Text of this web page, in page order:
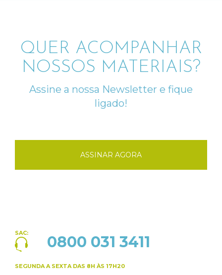
QUER ACOMPANHAR
NOSSOS MATERIAIS?
Assine a nossa Newsletter e fique
ligado!
ASSINAR AGORA
SAC: 0800 031 3411
SEGUNDA A SEXTA DAS 8H ÀS 17H20